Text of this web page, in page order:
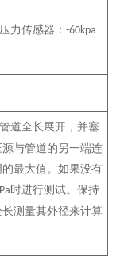
压力传感器 ： -60kpa
道全长展开，并塞
与管道的另一端连
最大值。如果没有
时进行测试。保持
测量其外径来计算